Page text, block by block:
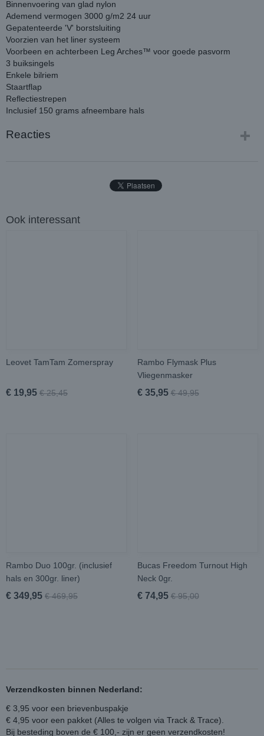
Binnenvoering van glad nylon
Ademend vermogen 3000 g/m2 24 uur
Gepatenteerde 'V' borstsluiting
Voorzien van het liner systeem
Voorbeen en achterbeen Leg Arches™ voor goede pasvorm
3 buiksingels
Enkele bilriem
Staartflap
Reflectiestrepen
Inclusief 150 grams afneembare hals
Reacties
Ook interessant
Leovet TamTam Zomerspray
€ 19,95 € 25,45
Rambo Flymask Plus
Vliegenmasker
€ 35,95 € 49,95
Rambo Duo 100gr. (inclusief
hals en 300gr. liner)
€ 349,95 € 469,95
Bucas Freedom Turnout High
Neck 0gr.
€ 74,95 € 95,00
Verzendkosten binnen Nederland:
€ 3,95 voor een brievenbuspakje
€ 4,95 voor een pakket (Alles te volgen via Track & Trace).
Bij besteding boven de € 100,- zijn er geen verzendkosten!